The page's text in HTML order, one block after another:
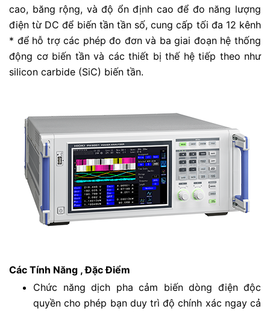
cao, băng rộng, và độ ổn định cao để đo năng lượng
điện từ DC để biến tần tần số, cung cấp tối đa 12 kênh
* để hỗ trợ các phép đo đơn và ba giai đoạn hệ thống
động cơ biến tần và các thiết bị thế hệ tiếp theo như
silicon carbide (SiC) biến tần.
Các Tính Năng , Đặc Điểm
Chức năng dịch pha cảm biến dòng điện độc
quyền cho phép bạn duy trì độ chính xác ngay cả